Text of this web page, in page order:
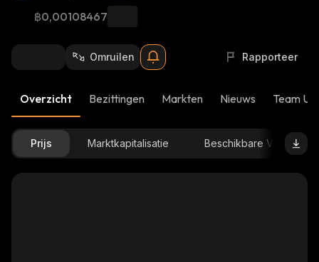
฿0,00108467
Omruilen Rapporteer
Overzicht Bezittingen Markten Nieuws Team
Prijs Marktkapitalisatie Beschikbare Voorraad